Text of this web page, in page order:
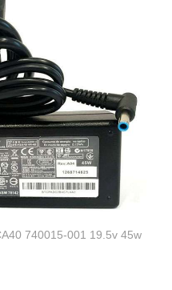
740015-001 19.5v 45w